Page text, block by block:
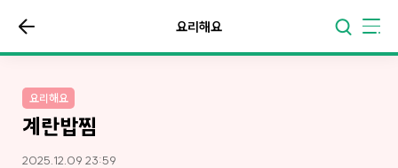
요리해요
요리해요
계란밥찜
2025.12.09 23:59